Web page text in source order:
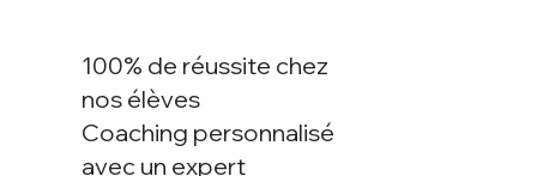
100% de réussite chez
nos élèves
Coaching personnalisé
avec un expert